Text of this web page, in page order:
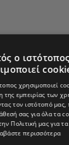
ΟΙΚΟΝΟΜΙΑ
ο ιστότοπος
χρησιμοποιεί
της εμπειρίας των
τον ιστότοπό μας,
σας για όλα τα
Πολιτική μας για
περισσότερα